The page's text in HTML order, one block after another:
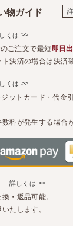
物ガイド
くは >>
ご注文で最短即日
決済の場合は決済
くは >>
ットカード・代金
料が発生する場合
詳しくは >>
・返品可能。
たします。